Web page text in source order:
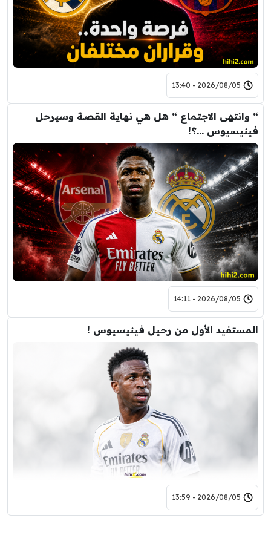
2026/08/05 - 13:40
“ وانتهى الاجتماع “ هل هي نهاية القصة وسيرحل
فينيسيوس …؟!
2026/08/05 - 14:11
المستفيد الأول من رحيل فينيسيوس !
2026/08/05 - 13:59